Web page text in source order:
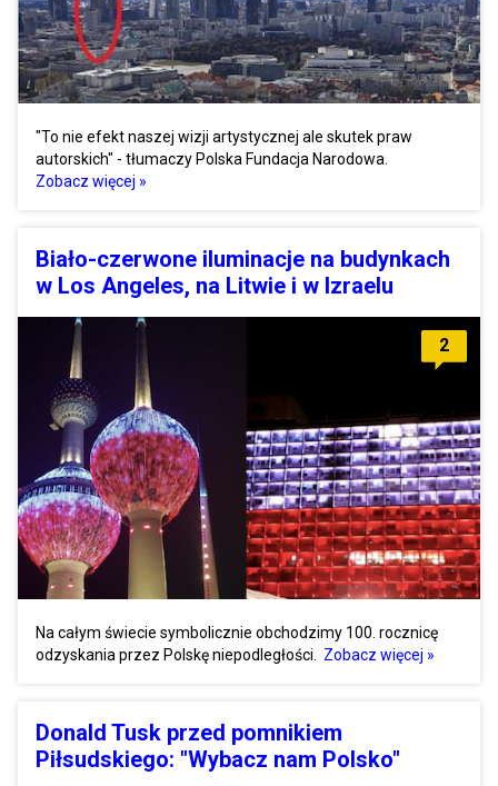
"To nie efekt naszej wizji artystycznej ale skutek praw
autorskich" - tłumaczy Polska Fundacja Narodowa.
Zobacz więcej »
Biało-czerwone iluminacje na budynkach
w Los Angeles, na Litwie i w Izraelu
2
Na całym świecie symbolicznie obchodzimy 100. rocznicę
odzyskania przez Polskę niepodległości. Zobacz więcej »
Donald Tusk przed pomnikiem
Piłsudskiego: "Wybacz nam Polsko"